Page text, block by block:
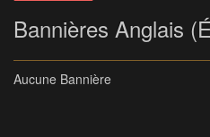
Bannières Anglais
Aucune Bannière